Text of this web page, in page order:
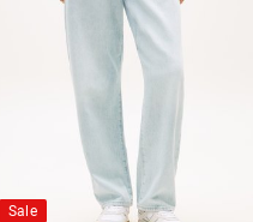
Sale